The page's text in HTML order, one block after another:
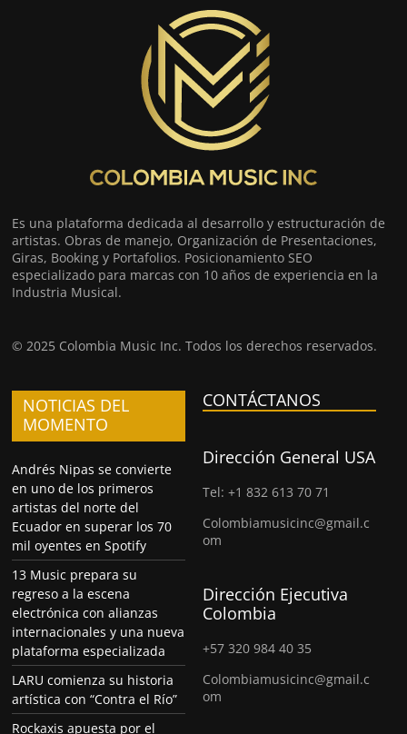
Es una plataforma dedicada al desarrollo y estructuración de
artistas. Obras de manejo, Organización de Presentaciones,
Giras, Booking y Portafolios. Posicionamiento SEO
especializado para marcas con 10 años de experiencia en la
Industria Musical.
© 2025 Colombia Music Inc. Todos los derechos reservados.
NOTICIAS DEL
MOMENTO
Andrés Nipas se convierte
en uno de los primeros
artistas del norte del
Ecuador en superar los 70
mil oyentes en Spotify
13 Music prepara su
regreso a la escena
electrónica con alianzas
internacionales y una nueva
plataforma especializada
LARU comienza su historia
artística con “Contra el Río”
Rockaxis apuesta por el
CONTÁCTANOS
Dirección General USA
Tel: +1 832 613 70 71
Colombiamusicinc@gmail.c
om
Dirección Ejecutiva
Colombia
+57 320 984 40 35
Colombiamusicinc@gmail.c
om